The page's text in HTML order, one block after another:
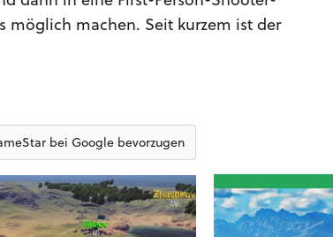
möglich machen. Seit kurzem ist der
bei Google bevorzugen